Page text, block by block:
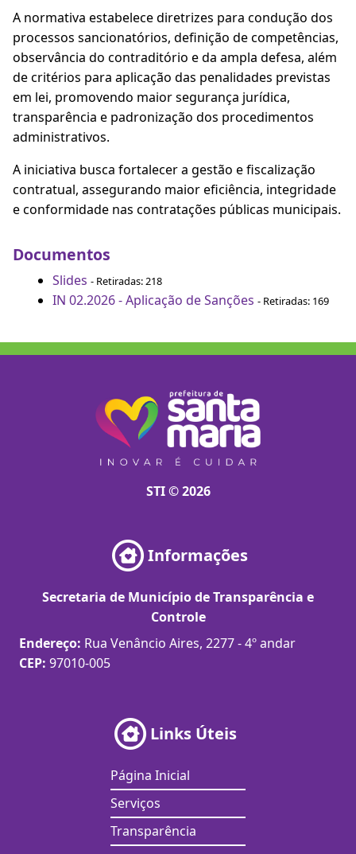
A normativa estabelece diretrizes para condução dos
processos sancionatórios, definição de competências,
observância do contraditório e da ampla defesa, além
de critérios para aplicação das penalidades previstas
em lei, promovendo maior segurança jurídica,
transparência e padronização dos procedimentos
administrativos.
A iniciativa busca fortalecer a gestão e fiscalização
contratual, assegurando maior eficiência, integridade
e conformidade nas contratações públicas municipais.
Documentos
Slides - Retiradas: 218
IN 02.2026 - Aplicação de Sanções - Retiradas: 169
STI © 2026
Informações
Secretaria de Município de Transparência e
Controle
Endereço: Rua Venâncio Aires, 2277 - 4º andar
CEP: 97010-005
Links Úteis
Página Inicial
Serviços
Transparência